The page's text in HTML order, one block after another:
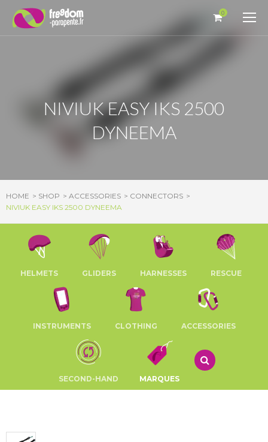
0
NIVIUK EASY IKS 2500
DYNEEMA
HOME SHOP ACCESSORIES
CONNECTORS
NIVIUK EASY IKS 2500 DYNEEMA
HELMETS GLIDERS HARNESSES RESCUE
INSTRUMENTS CLOTHING ACCESSORIES
SECOND-HAND MARQUES